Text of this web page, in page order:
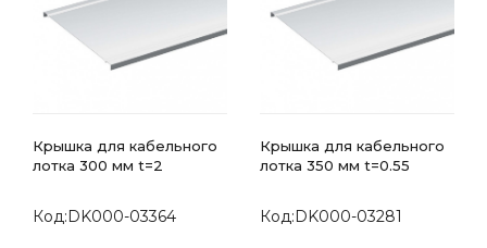
Крышка для кабельного
лотка 300 мм t=2
Код:DK000-03364
Крышка для кабельного
лотка 350 мм t=0.55
Код:DK000-03281